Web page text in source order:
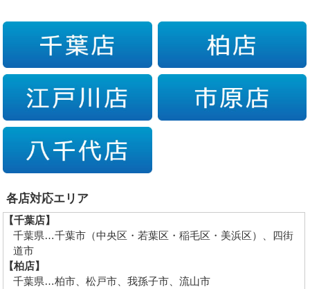
各店対応エリア
【千葉店】
千葉県…千葉市（中央区・若葉区・稲毛区・美浜区）、四街
道市
【柏店】
千葉県…柏市、松戸市、我孫子市、流山市